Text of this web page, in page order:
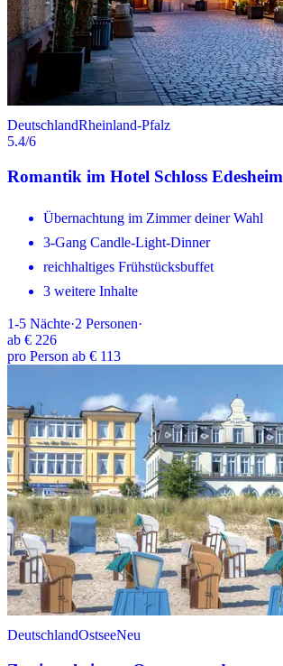
DeutschlandRheinland-Pfalz
5.4/6
Romantik im Hotel Schloss Edesheim
Übernachtung im Zimmer deiner Wahl
3-Gang Candle-Light-Dinner
reichhaltiges Frühstücksbuffet
3 weitere Inhalte
1-5 Nächte·2 Personen·
ab € 226
pro Person ab € 113
DeutschlandOstseeNeu